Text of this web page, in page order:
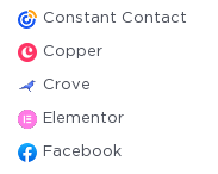
Constant Contact
Copper
Crove
Elementor
Facebook